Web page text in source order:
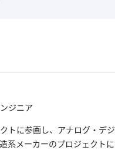
ジニア
トに参画し、アナログ・デ
系メーカーのプロジェクト